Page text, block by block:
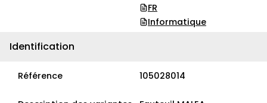
FR
Informatique
Identification
Référence 105028014